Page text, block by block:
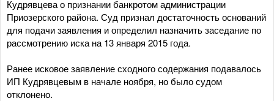
Кудрявцева о признании банкротом администрации
Приозерского района. Суд признал достаточность оснований
для подачи заявления и определил назначить заседание по
рассмотрению иска на 13 января 2015 года.
Ранее исковое заявление сходного содержания подавалось
ИП Кудрявцевым в начале ноября, но было судом
отклонено.